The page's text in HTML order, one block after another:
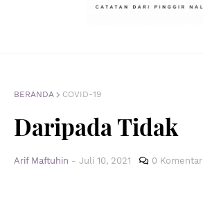
BERANDA COVID-19
Daripada Tidak
Arif Maftuhin - Juli 10, 2021 0 Komentar